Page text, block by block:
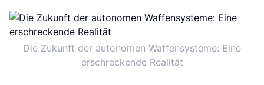
Die Zukunft der autonomen Waffensysteme: Eine
erschreckende Realität